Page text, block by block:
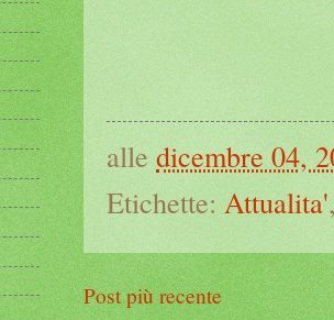
alle dicembre 04,
Etichette: Attualita'
Post più recente